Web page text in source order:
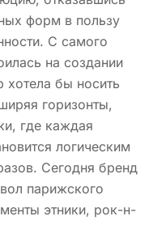
форм в пользу
С самого
на создании
бы носить
горизонты,
где каждая
логическим
Сегодня бренд
парижского
этники, рок-н-